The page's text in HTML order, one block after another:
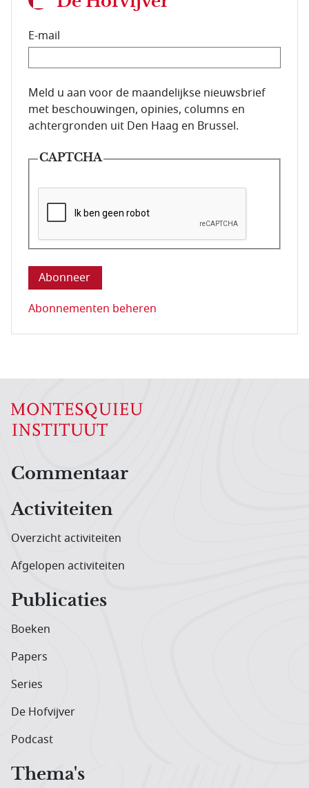
E-mail
E-mailadres van de abonnee.
Meld u aan voor de maandelijkse nieuwsbrief
met beschouwingen, opinies, columns en
achtergronden uit Den Haag en Brussel.
CAPTCHA
Deze vraag is om te controleren dat u een mens
Abonnementen beheren
Hoofdnavigatiemenu
Commentaar
Activiteiten
Overzicht activiteiten
Afgelopen activiteiten
Publicaties
Boeken
Papers
Series
De Hofvijver
Podcast
Thema's